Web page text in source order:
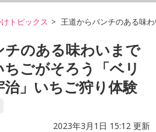
トピックス 王道からパンチのある味
チのある味わいまで
ごがそろう「ベリ
」いちご狩り体験
2023年3月1日 15:12 更新